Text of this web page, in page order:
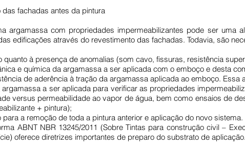
fachadas antes da pintura
argamassa com propriedades impermeabilizantes pode ser uma
edificações através do revestimento das fachadas. Todavia, são
à presença de anomalias (som cavo, fissuras, resistência
e química da argamassa a ser aplicada com o emboço e desta
de aderência à tração da argamassa aplicada ao emboço.
argamassa a ser aplicada para verificar as propriedades
versus permeabilidade ao vapor de água, bem como ensaios de
+ pintura);
a remoção de toda a pintura anterior e aplicação do novo sistema.
ABNT NBR 13245/2011 (Sobre Tintas para construção civil –
oferece diretrizes importantes de preparo do substrato de aplicação.